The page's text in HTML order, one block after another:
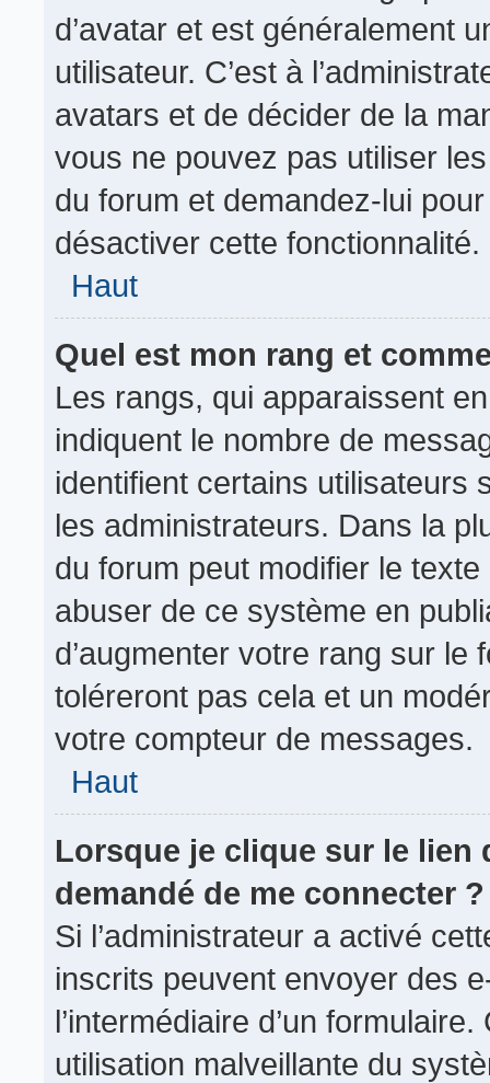
d’avatar et est généralement
utilisateur. C’est à
avatars et de décider de la
vous ne pouvez pas utiliser
du forum et demandez-lui
désactiver cette fonctionnalité.
Haut
Quel est mon rang et
Les rangs, qui apparaissent
indiquent le nombre de
identifient certains utilisateurs
les administrateurs. Dans la
du forum peut modifier le
abuser de ce système en
d’augmenter votre rang sur
toléreront pas cela et un
votre compteur de messages.
Haut
Lorsque je clique sur le lien
demandé de me connecter ?
Si l’administrateur a activé
inscrits peuvent envoyer des
l’intermédiaire d’un
utilisation malveillante du